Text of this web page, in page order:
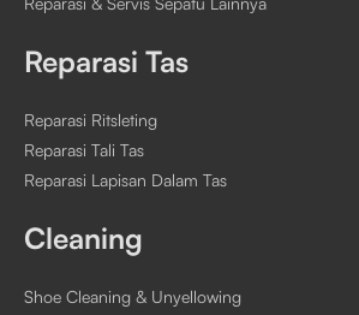
Reparasi Tas
Reparasi Ritsleting
Reparasi Tali Tas
Reparasi Lapisan Dalam Tas
Cleaning
Shoe Cleaning & Unyellowing